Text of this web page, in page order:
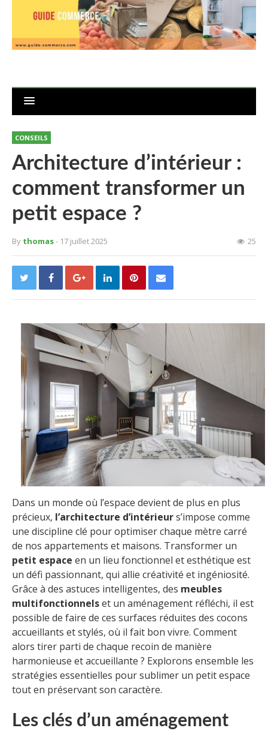
CONSEILS
Architecture d’intérieur :
comment transformer un
petit espace ?
By thomas- 17 juillet 2025 25
Dans un monde où l’espace devient de plus en plus
précieux, l’architecture d’intérieurs’impose comme
une discipline clé pour optimiser chaque mètre carré
de nos appartements et maisons. Transformer un
petit espace en un lieu fonctionnel et esthétique est
un défi passionnant, qui allie créativité et ingéniosité.
Grâce à des astuces intelligentes, des meubles
multifonctionnelset un aménagement réfléchi, il est
possible de faire de ces surfaces réduites des cocons
accueillants et stylés, où il fait bon vivre. Comment
alors tirer parti de chaque recoin de manière
harmonieuse et accueillante ? Explorons ensemble les
stratégies essentielles pour sublimer un petit espace
tout en préservant son caractère.
Les clés d’un aménagement